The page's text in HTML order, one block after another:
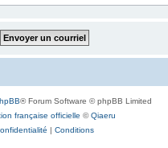
® Forum Software © phpBB Limited
française officielle ©Qiaeru
| Conditions